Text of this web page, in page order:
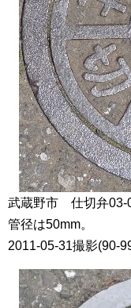
武蔵野市 仕切弁03-
管径は50mm。
2011-05-31撮影(90-